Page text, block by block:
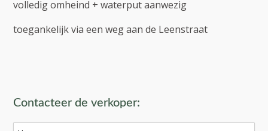
volledig omheind + waterput aanwezig
toegankelijk via een weg aan de Leenstraat
Contacteer de verkoper: